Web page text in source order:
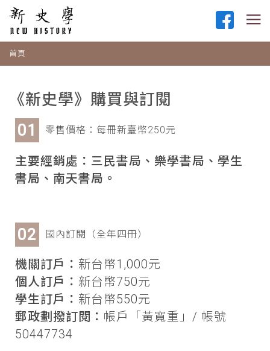
首頁
《新史學》購買與訂閱
零售價格：每冊新臺幣250元
主要經銷處：三民書局、樂學書局、學生
書局、南天書局。
國內訂閱（全年四冊）
機關訂戶： 新台幣1,000元
個人訂戶： 新台幣750元
學生訂戶： 新台幣550元
郵政劃撥訂閱： 帳戶「黃寬重」/ 帳號
50447734